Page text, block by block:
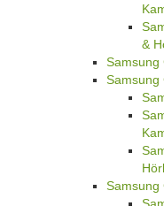
&
Samsung
Samsung
Samsung